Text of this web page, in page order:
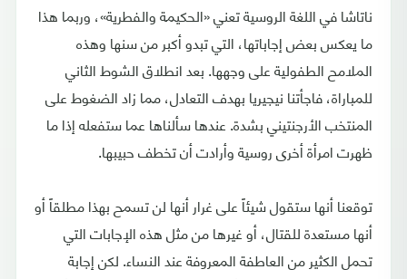
ناتاشا في اللغة الروسية تعني «الحكيمة والفطرية»، وربما هذا
ما يعكس بعض إجاباتها، التي تبدو أكبر من سنها وهذه
الملامح الطفولية على وجهها. بعد انطلاق الشوط الثاني
للمباراة، فاجأتنا نيجيريا بهدف التعادل، مما زاد الضغوط على
المنتخب الأرجنتيني بشدة. عندها سألناها عما ستفعله إذا ما
ظهرت امرأة أخرى روسية وأرادت أن تخطف حبيبها.
توقعنا أنها ستقول شيئاً على غرار أنها لن تسمح بهذا مطلقاً أو
أنها مستعدة للقتال، أو غيرها من مثل هذه الإجابات التي
تحمل الكثير من العاطفة المعروفة عند النساء. لكن إجابة